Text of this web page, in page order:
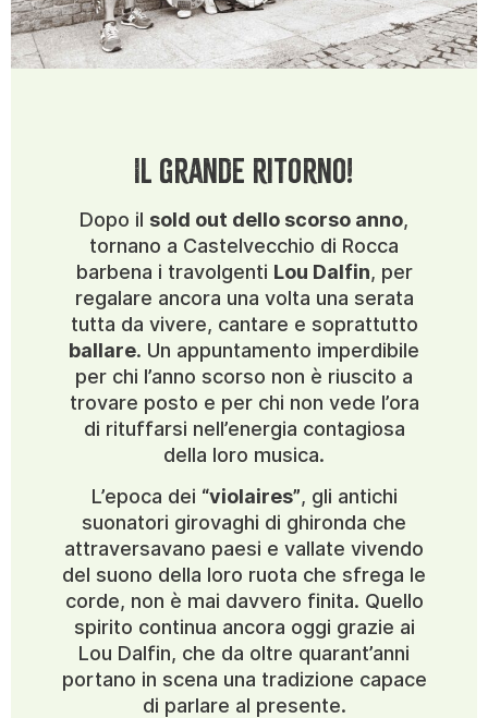
Il grande ritorno!
Dopo il sold out dello scorso anno,
tornano a Castelvecchio di Rocca
barbena i travolgenti Lou Dalfin, per
regalare ancora una volta una serata
tutta da vivere, cantare e soprattutto
ballare. Un appuntamento imperdibile
per chi l’anno scorso non è riuscito a
trovare posto e per chi non vede l’ora
di rituffarsi nell’energia contagiosa
della loro musica.
L’epoca dei “violaires”, gli antichi
suonatori girovaghi di ghironda che
attraversavano paesi e vallate vivendo
del suono della loro ruota che sfrega le
corde, non è mai davvero finita. Quello
spirito continua ancora oggi grazie ai
Lou Dalfin, che da oltre quarant’anni
portano in scena una tradizione capace
di parlare al presente.